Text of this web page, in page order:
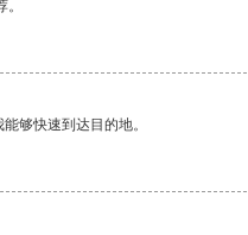
够快速到达目的地。